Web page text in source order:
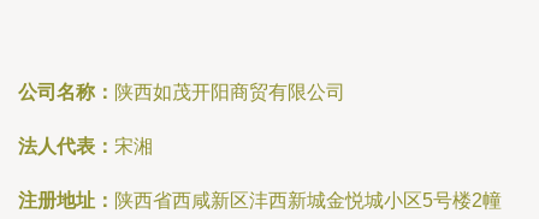
公司名称： 陕西如茂开阳商贸有限公司
法人代表： 宋湘
注册地址： 陕西省西咸新区沣西新城金悦城小区5号楼2幢